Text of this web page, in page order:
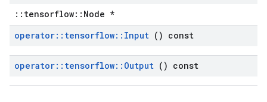
::tensorflow::Node *
operator:: tensorflow:: Input () const
operator:: tensorflow:: Output () const